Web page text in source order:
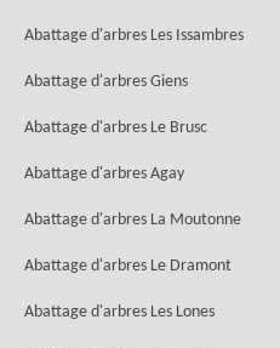
Abattage d'arbres Les Issambres
Abattage d'arbres Giens
Abattage d'arbres Le Brusc
Abattage d'arbres Agay
Abattage d'arbres La Moutonne
Abattage d'arbres Le Dramont
Abattage d'arbres Les Lones